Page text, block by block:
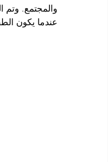
والمجتمع. وتم
عندما يكون